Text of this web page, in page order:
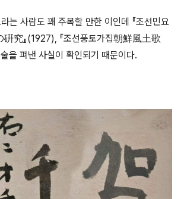
는 사람도 꽤 주목할 만한 이인데 『조선민요
究』(1927), 『조선풍토가집朝鮮風土歌
을 펴낸 사실이 확인되기 때문이다.